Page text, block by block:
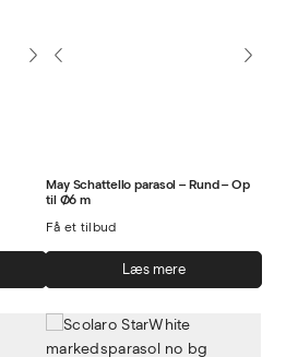
May Schattello parasol – Rund – Op
til Ø6 m
Få et tilbud
Læs mere